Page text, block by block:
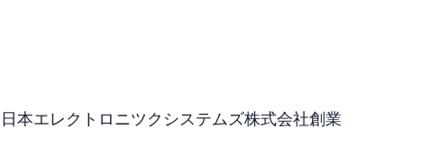
日本エレクトロニツクシステムズ株式会社創業